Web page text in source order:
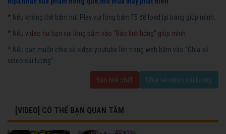
* Nếu không thể bấm nút Play vui lòng bấm F5 để load lại trang giúp mình.
* Nếu video hư bạn vui lòng bấm vào "Báo link hỏng" giúp mình.
* Nếu bạn muốn chia sẻ video youtube lên trang web bấm vào "Chia sẻ
video cải lương".
Báo link chết Chia sẻ video cải lương
[VIDEO] CÓ THỂ BẠN QUAN TÂM